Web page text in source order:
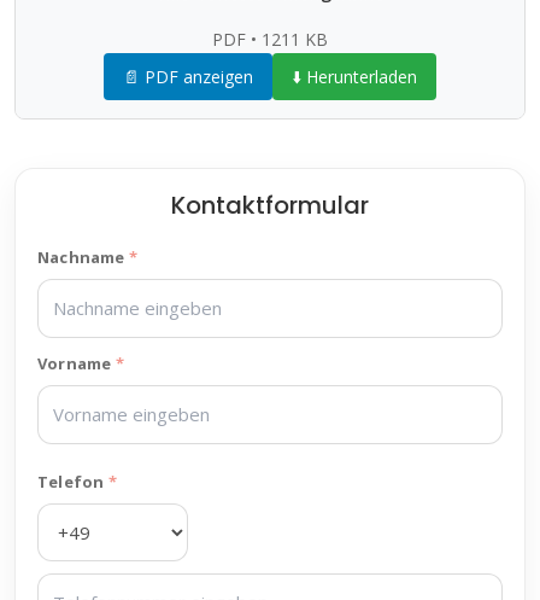
PDF • 1211 KB
📄 PDF anzeigen
⬇️ Herunterladen
Kontaktformular
Nachname
Vorname
Telefon